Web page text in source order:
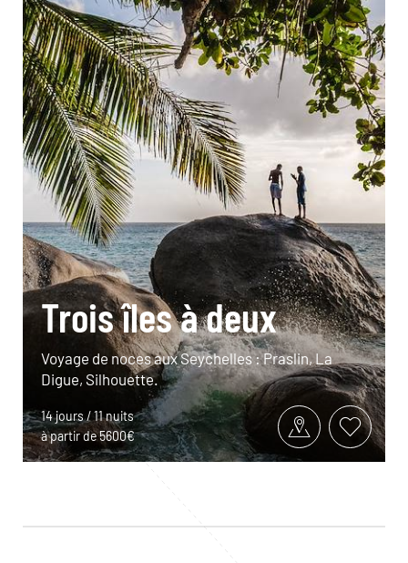
Trois îles à deux
Voyage de noces aux Seychelles : Praslin, La
Digue, Silhouette.
14 jours / 11 nuits
à partir de 5600€